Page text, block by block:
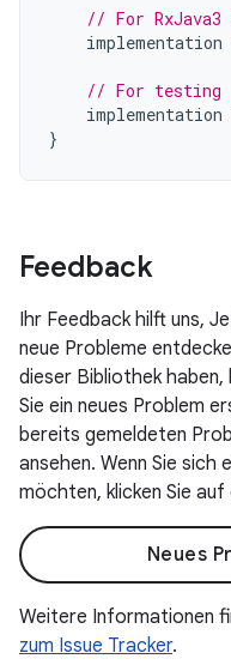
// For
implementation
// For testing
implementation
}
Feedback
Ihr Feedback hilft uns,
neue Probleme
dieser Bibliothek haben,
Sie ein neues Problem
bereits gemeldeten
ansehen. Wenn Sie sich
möchten, klicken Sie
Neues
Weitere Informationen
zum Issue Tracker.